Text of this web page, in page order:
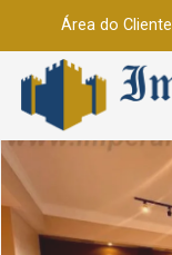
Área do Cliente